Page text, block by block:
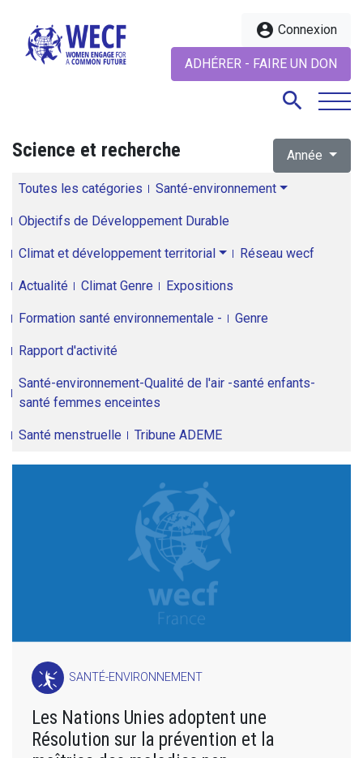
account_circle Connexion
ADHÉRER - FAIRE UN DON
search
Science et recherche Année
Toutes les catégories Santé-environnement
Objectifs de Développement Durable
Climat et développement territorial Réseau wecf
Actualité Climat Genre Expositions
Formation santé environnementale - Genre
Rapport d'activité
Santé-environnement-Qualité de l'air -santé enfants-
santé femmes enceintes
Santé menstruelle Tribune ADEME
SANTÉ-ENVIRONNEMENT
Les Nations Unies adoptent une
Résolution sur la prévention et la